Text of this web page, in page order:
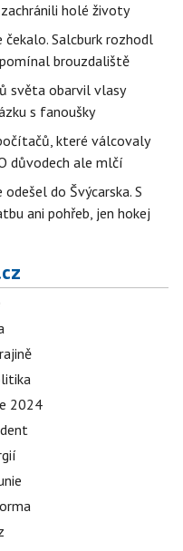
holé životy
Salcburk rozhodl
brouzdaliště
světa obarvil vlasy
s fanoušky
které válcovaly
důvodech ale mlčí
do Švýcarska. S
ani pohřeb, jen hokej
2024